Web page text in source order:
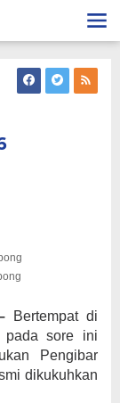
Bertempat di
pada sore ini
Pengibar
dikukuhkan